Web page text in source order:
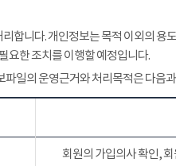
합니다. 개인정보는 목적 이외의 용
요한 조치를 이행할 예정입니다.
일의 운영근거와 처리목적은 다음
회원의 가입의사 확인,